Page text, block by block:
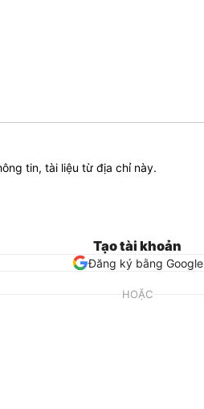
tin, tài liệu từ địa chỉ này.
Tạo tài khoản
Đăng ký bằng Google
HOẶC